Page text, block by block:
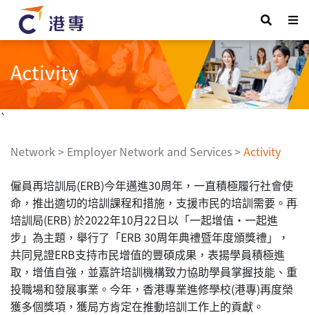
Activity
`
Network> Employer Network and Services>Activity
僱員再培訓局(ERB)今年邁進30周年，一直積極履行社會使
命，推出適切的培訓課程和措施，支援市民的培訓需要。再
培訓局(ERB) 於2022年10月22日以「一起增值・一起進
步」為主題，舉行了「ERB 30周年典禮暨年度頒獎禮」，
共同見證ERB支持市民增值的豐碩成果，表揚學員積極進
取，增值自強，並嘉許培訓機構致力協助學員掌握技能、重
投職場和發展事業。今年，香港專業進修學校(港專)再度榮
獲多個獎項，獲局方肯定在推動培訓工作上的貢獻。